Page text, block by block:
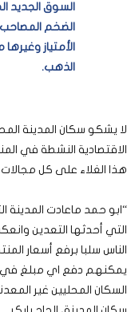
السوق الجديد
الضخم المصاحب
الأمتياز
الذهب.
لا يشكو سكان المدينة
الاقتصادية النشطة في
هذا الغلاء على كل مجالات
“ابو حمد ماعادت المدينة
التي أحدثها التعدين
الناس سلبا برفع أسعار
يمكنهم دفع اي مبلغ في
السكان المحليين غير